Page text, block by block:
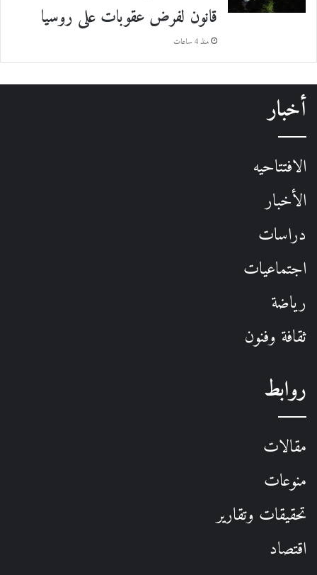
قانون لفرض عقوبات على روسيا
منذ 4 ساعات
أخبار
الافتتاحيه
الأخبار
دراسات
اجتماعيات
رياضة
ثقافة وفنون
روابط
مقالات
منوعات
تحقيقات وتقارير
اقتصاد